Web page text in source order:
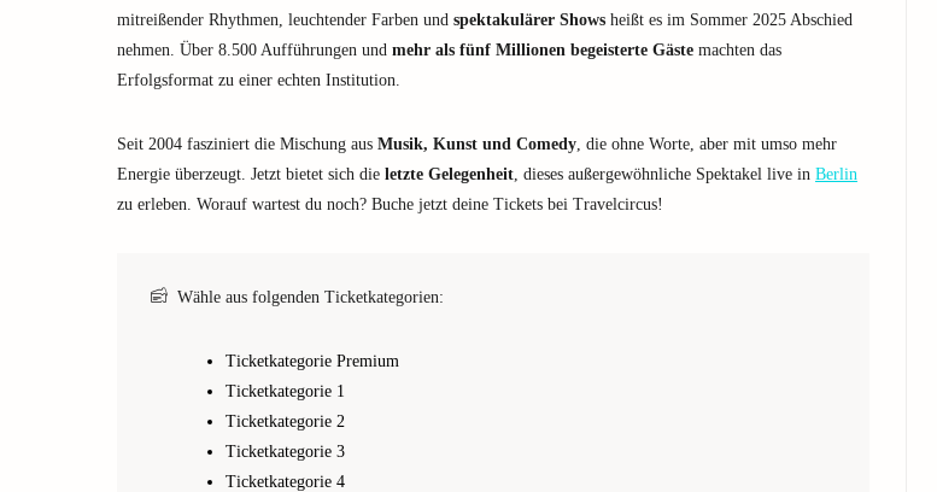
mitreißender Rhythmen, leuchtender Farben und spektakulärer Shows heißt es im Sommer 2025 Abschied
nehmen. Über 8.500 Aufführungen und mehr als fünf Millionen begeisterte Gäste machten das
Erfolgsformat zu einer echten Institution.
Seit 2004 fasziniert die Mischung aus Musik, Kunst und Comedy, die ohne Worte, aber mit umso mehr
Energie überzeugt. Jetzt bietet sich die letzte Gelegenheit, dieses außergewöhnliche Spektakel live in Berlin
zu erleben. Worauf wartest du noch? Buche jetzt deine Tickets bei Travelcircus!
Wähle aus folgenden Ticketkategorien:
Ticketkategorie Premium
Ticketkategorie 1
Ticketkategorie 2
Ticketkategorie 3
Ticketkategorie 4